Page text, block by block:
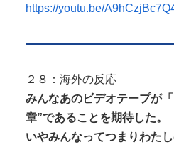
https://youtu.be/
２８：海外の反応
みんなあのビデオテープが
章”であることを期待した。
いやみんなってつまりわた